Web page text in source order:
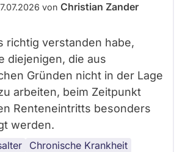
von Christian Zander
richtig verstanden habe,
diejenigen, die aus
Gründen nicht in der Lage
arbeiten, beim Zeitpunkt
Renteneintritts besonders
werden.
Chronische Krankheit